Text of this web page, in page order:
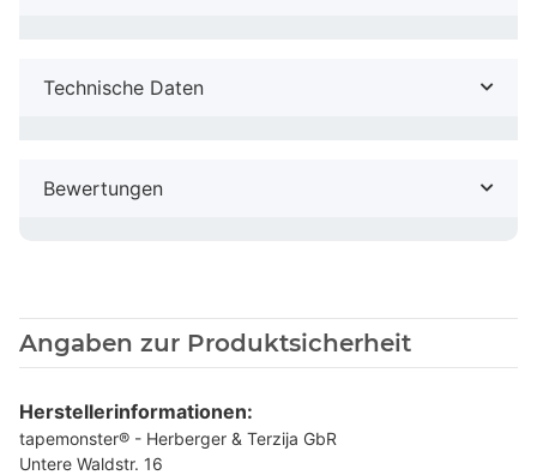
Technische Daten
Bewertungen
Angaben zur Produktsicherheit
Herstellerinformationen:
tapemonster® - Herberger & Terzija GbR
Untere Waldstr. 16